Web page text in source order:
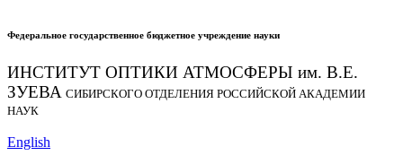
Федеральное государственное бюджетное учреждение науки
ИНСТИТУТ ОПТИКИ АТМОСФЕРЫ им. В.Е.
ЗУЕВА СИБИРСКОГО ОТДЕЛЕНИЯ РОССИЙСКОЙ АКАДЕМИИ
НАУК
English